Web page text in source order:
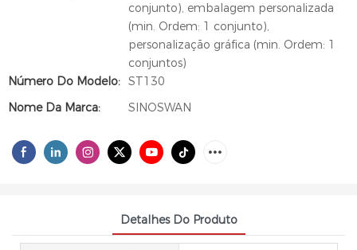
conjunto), embalagem personalizada
(min. Ordem: 1 conjunto),
personalização gráfica (min. Ordem: 1
conjuntos)
Número Do Modelo: ST130
Nome Da Marca:
SINOSWAN
Detalhes Do Produto